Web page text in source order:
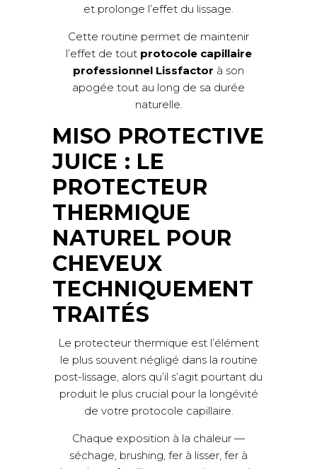
et prolonge l’effet du lissage.
Cette routine permet de maintenir
l’effet de tout protocole capillaire
professionnel Lissfactor à son
apogée tout au long de sa durée
naturelle.
MISO PROTECTIVE
JUICE : LE
PROTECTEUR
THERMIQUE
NATUREL POUR
CHEVEUX
TECHNIQUEMENT
TRAITÉS
Le protecteur thermique est l’élément
le plus souvent négligé dans la routine
post-lissage, alors qu’il s’agit pourtant du
produit le plus crucial pour la longévité
de votre protocole capillaire.
Chaque exposition à la chaleur —
séchage, brushing, fer à lisser, fer à